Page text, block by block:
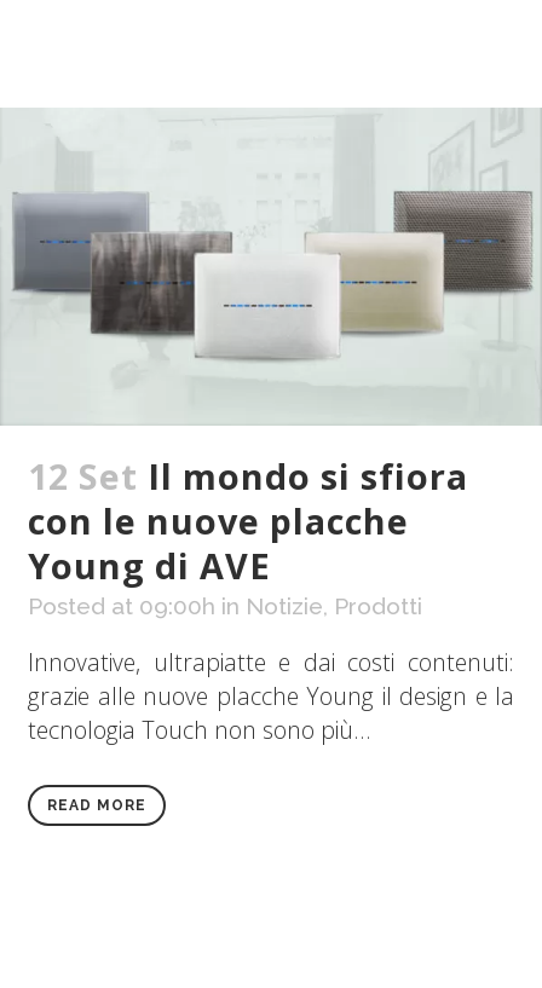
12 Set Il mondo si sfiora
con le nuove placche
Young di AVE
Posted at 09:00h in Notizie, Prodotti
Innovative, ultrapiatte e dai costi contenuti:
grazie alle nuove placche Young il design e la
tecnologia Touch non sono più...
READ MORE